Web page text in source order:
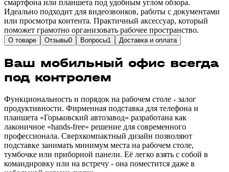
смартфона или планшета под удобным углом обзора.
Идеально подходит для видеозвонков, работы с документами
или просмотра контента. Практичный аксессуар, который
поможет грамотно организовать рабочее пространство.
О товаре Отзывы0 Вопросы1 Доставка и оплата
Ваш мобильный офис всегда
под контролем
Функциональность и порядок на рабочем столе - залог
продуктивности. Фирменная подставка для телефона и
планшета «Горьковский автозавод» разработана как
лаконичное «hands-free» решение для современного
профессионала. Сверхкомпактный дизайн позволяют
подставке занимать минимум места на рабочем столе,
тумбочке или приборной панели. Её легко взять с собой в
командировку или на встречу - она поместится даже в